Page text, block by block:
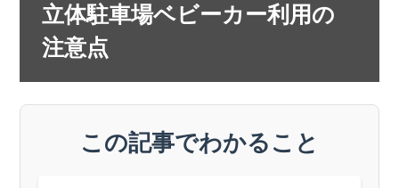
立体駐車場ベビーカー利用の
注意点
この記事でわかること